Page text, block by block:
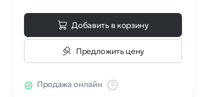
Добавить в корзину
Предложить цену
Продажа онлайн